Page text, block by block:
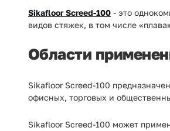
Sikafloor Screed-100 - это
видов стяжек, в том числе
Области
Sikafloor Screed-100
офисных, торговых и
Sikafloor Screed-100 может